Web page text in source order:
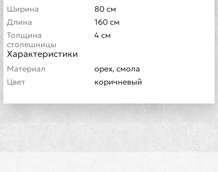
Ширина
80 см
Длина
160 см
Толщина
столешницы
4 см
Характеристики
Материал
орех, смола
Цвет
коричневый